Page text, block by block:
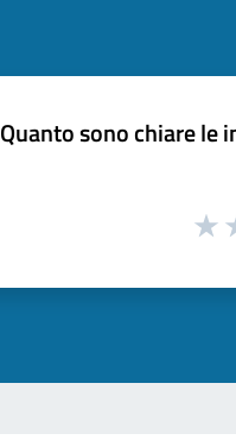
Quanto sono chiare le